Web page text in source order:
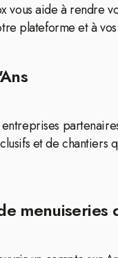
vous aide à rendre
plateforme et à
et de chantiers
menuiseries